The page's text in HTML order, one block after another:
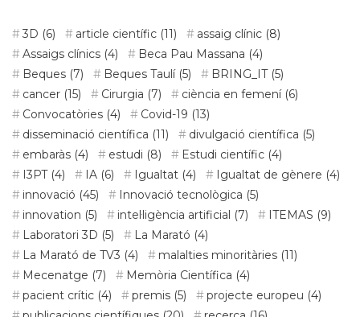
3D (6) article científic (11) assaig clínic (8)
Assaigs clínics (4) Beca Pau Massana (4)
Beques (7) Beques Taulí(5) BRING_IT(5)
cancer (15) Cirurgia (7) ciència en femení(6)
Convocatòries (4) Covid-19 (13)
disseminació científica (11) divulgació científica (5)
embaràs (4) estudi (8) Estudi científic (4)
I3PT(4) IA (6) Igualtat (4) Igualtat de gènere (4)
innovació (45) Innovació tecnològica (5)
innovation (5) intel·ligència artificial (7) ITEMAS (9)
Laboratori 3D (5) La Marató (4)
La Marató de TV3 (4) malalties minoritàries (11)
Mecenatge (7) Memòria Científica (4)
pacient crític (4) premis (5) projecte europeu (4)